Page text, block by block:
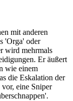
mit anderen
'Orga' oder
wird mehrmals
Er äußert
wie einem
die Eskalation der
eine Sniper